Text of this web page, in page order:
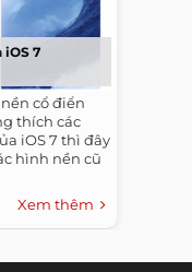
iOS 7
cổ điển
thích các
iOS 7 thì đây
hình nền cũ
Xem thêm